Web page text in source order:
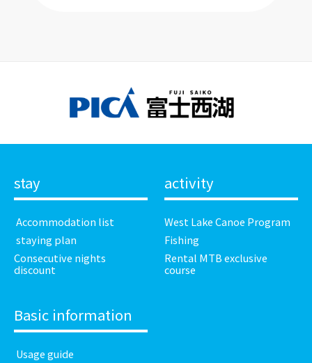
stay
​ ​Accommodation list​ ​
​ ​staying plan​ ​
Consecutive nights
discount
activity
West Lake Canoe Program
Fishing
Rental MTB exclusive
course
Basic information
​ ​Usage guide​ ​